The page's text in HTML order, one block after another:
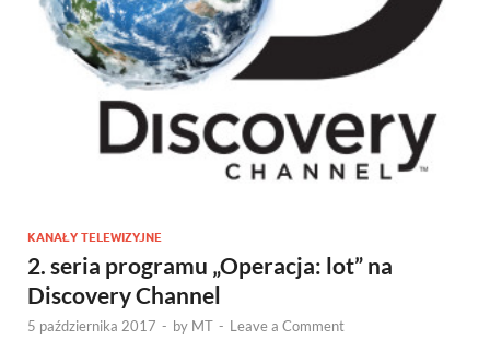
KANAŁY TELEWIZYJNE
2. seria programu „Operacja: lot” na
Discovery Channel
5 października 2017 - by MT - Leave a Comment